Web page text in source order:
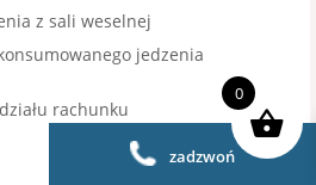
z sali weselnej
jedzenia
rachunku
piwa
zadzwoń
0